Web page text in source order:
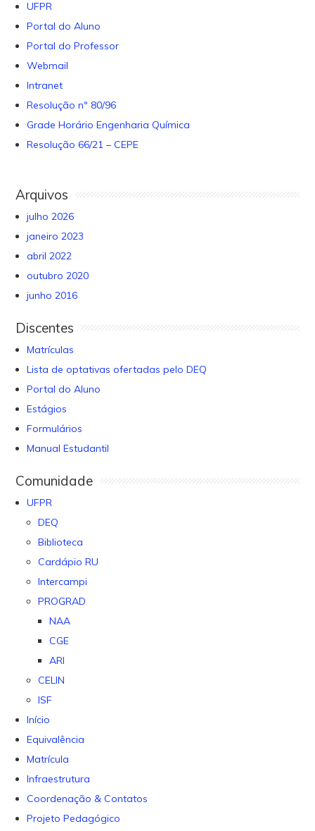
UFPR
Portal do Aluno
Portal do Professor
Webmail
Intranet
Resolução nº 80/96
Grade Horário Engenharia Química
Resolução 66/21 – CEPE
Arquivos
julho 2026
janeiro 2023
abril 2022
outubro 2020
junho 2016
Discentes
Matrículas
Lista de optativas ofertadas pelo DEQ
Portal do Aluno
Estágios
Formulários
Manual Estudantil
Comunidade
UFPR
DEQ
Biblioteca
Cardápio RU
Intercampi
PROGRAD
NAA
CGE
ARI
CELIN
ISF
Início
Equivalência
Matrícula
Infraestrutura
Coordenação & Contatos
Projeto Pedagógico